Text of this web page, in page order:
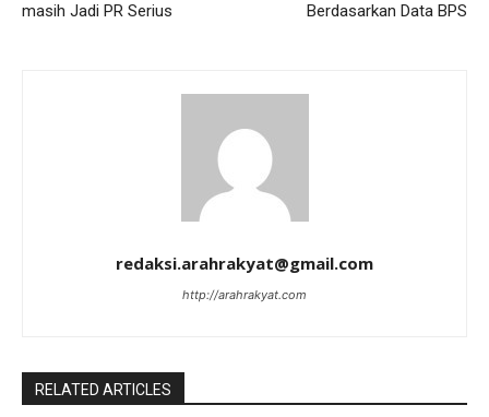
masih Jadi PR Serius
Berdasarkan Data BPS
redaksi.arahrakyat@gmail.com
http://arahrakyat.com
RELATED ARTICLES